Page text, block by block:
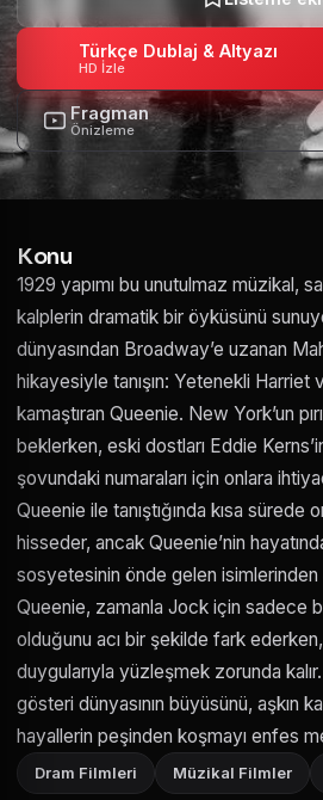
Türkçe Dublaj & Altyazı
HD İzle
Fragman
Önizleme
Konu
1929 yapımı bu unutulmaz müzikal,
kalplerin dramatik bir öyküsünü
dünyasından Broadway’e uzanan
hikayesiyle tanışın: Yetenekli
kamaştıran Queenie. New York’un
beklerken, eski dostları Eddie
şovundaki numaraları için onlara
Queenie ile tanıştığında kısa sürede
hisseder, ancak Queenie’nin
sosyetesinin önde gelen isimlerinden
Queenie, zamanla Jock için sadece
olduğunu acı bir şekilde fark
duygularıyla yüzleşmek zorunda
gösteri dünyasının büyüsünü, aşkın
hayallerin peşinden koşmayı enfes
Dram Filmleri Müzikal Filmler